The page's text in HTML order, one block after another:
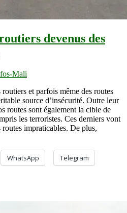
devenus des
Mali
et parfois même des routes
source d’insécurité. Outre leur
routes sont également la cible de
les terroristes. Ces derniers vont
routes impraticables. De plus,
WhatsApp Telegram